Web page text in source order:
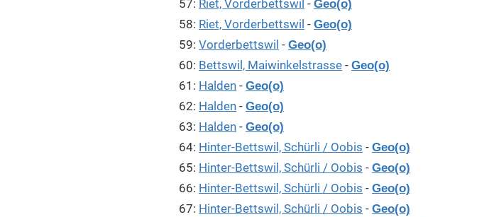
57: Riet, Vorderbettswil - Geo(o)
58: Riet, Vorderbettswil - Geo(o)
59: Vorderbettswil - Geo(o)
60: Bettswil, Maiwinkelstrasse - Geo(o)
61: Halden - Geo(o)
62: Halden - Geo(o)
63: Halden - Geo(o)
64: Hinter-Bettswil, Schürli / Oobis - Geo(o)
65: Hinter-Bettswil, Schürli / Oobis - Geo(o)
66: Hinter-Bettswil, Schürli / Oobis - Geo(o)
67: Hinter-Bettswil, Schürli / Oobis - Geo(o)